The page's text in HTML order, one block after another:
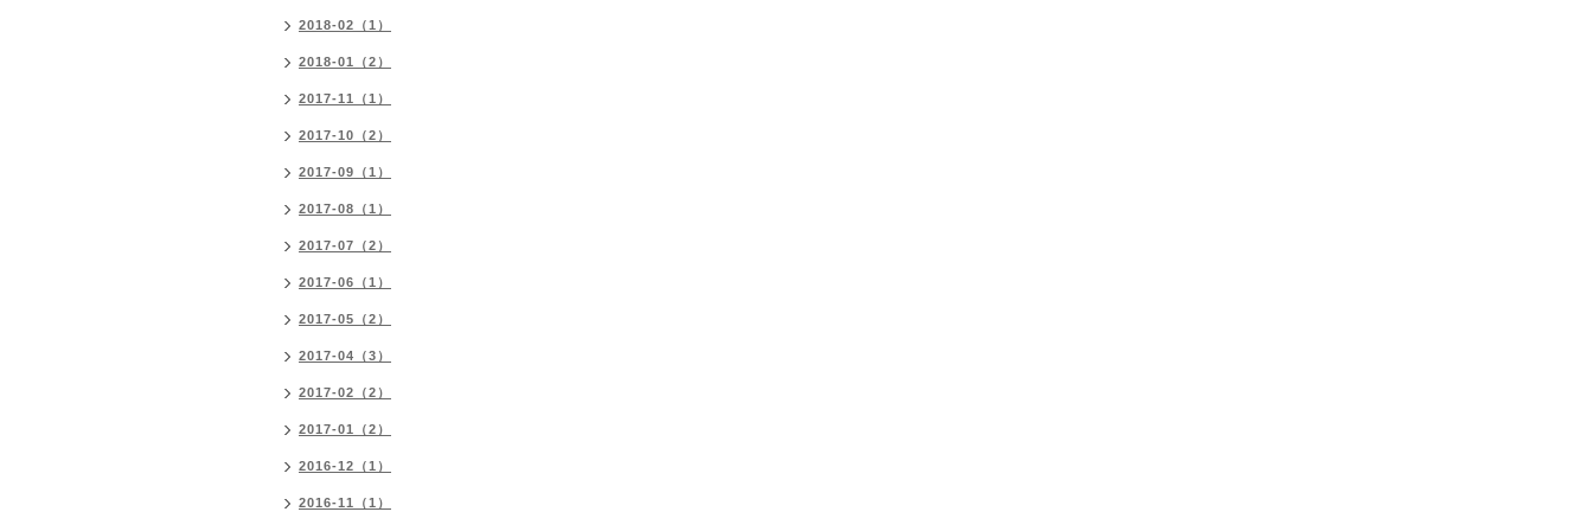
2018-02（1）
2018-01（2）
2017-11（1）
2017-10（2）
2017-09（1）
2017-08（1）
2017-07（2）
2017-06（1）
2017-05（2）
2017-04（3）
2017-02（2）
2017-01（2）
2016-12（1）
2016-11（1）